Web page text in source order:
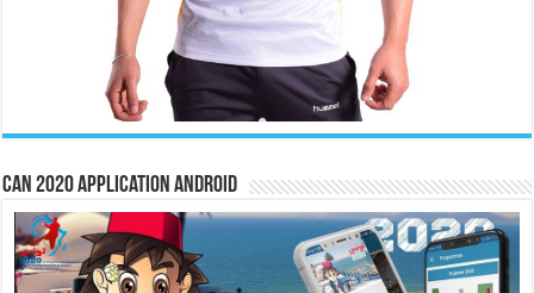
CAN 2020 Application Android